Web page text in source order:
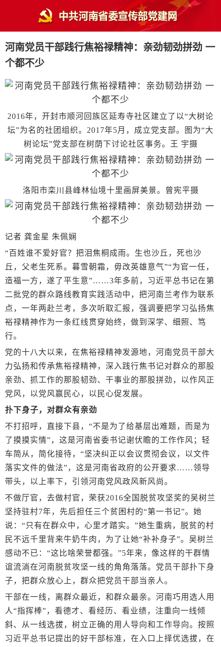
河南党员干部践行焦裕禄精神：亲劲韧劲拼劲 一
个都不少
2016年，开封市顺河回族区延寿寺社区建立了以“大树论
坛”为名的社团组织。2017年5月，成立党支部。图为“大
树论坛”党支部在树荫下讨论社区事务。王 宇摄
洛阳市栾川县峰林仙境十里画屏美景。曾宪平摄
记者 龚金星 朱佩娴
“百姓谁不爱好官？把泪焦桐成雨。生也沙丘，死也沙
丘，父老生死系。暮雪朝霜，毋改英雄意气”“为官一任，
造福一方，遂了平生意”……3年多前，习近平总书记在第
二批党的群众路线教育实践活动中，把河南兰考作为联系
点，一年两赴兰考，多次听取汇报，强调要把学习弘扬焦
裕禄精神作为一条红线贯穿始终，做到深学、细照、笃
行。
党的十八大以来，在焦裕禄精神发源地，河南党员干部大
力弘扬和传承焦裕禄精神，深入践行焦书记对群众的那股
亲劲、抓工作的那股韧劲、干事业的那股拼劲，以作风正
党风，以党风赢民心，以民心促发展。
扑下身子，对群众有亲劲
不打招呼，直接下县，“不是为了给基层出难题，而是为
了摸摸实情”，这是河南省委书记谢伏瞻的工作作风；轻
车简从，简化接待，“坚决纠正以会议贯彻会议，以文件
落实文件的做法”，这是河南省政府的公开要求……领导
带头，以上率下，引领河南党风政风新风尚。
不做厅官，去做村官，荣获2016全国脱贫攻坚奖的吴树兰
坚持驻村7年，先后担任三个贫困村的“第一书记”。她
说：“只有在群众中，心里才踏实。”她生重病，脱贫的村
民不远千里背来牛奶牛肉，为了让她“补补身子”。吴树兰
感动不已：“这比啥荣誉都强。”5年来，像这样的干群情
谊流淌在河南脱贫攻坚一线的角角落落。党员干部扑下身
子，把群众放心上，群众把党员干部当亲人。
干部在一线，离群众最近，和群众最亲。河南巧用选人用
人“指挥棒”，看德才、看经历、看业绩，注重向一线倾
斜、从一线选拔，树立正确的用人导向和工作导向。按照
习近平总书记提出的好干部标准，在入口上择优选拔，在